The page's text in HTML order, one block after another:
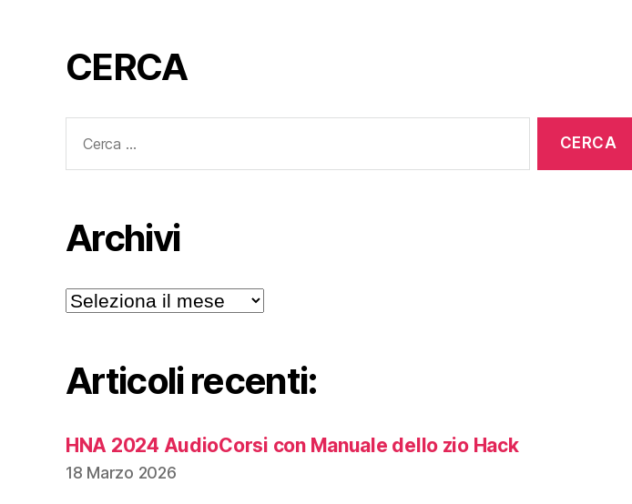
CERCA
Archivi
Archivi
Articoli recenti:
HNA 2024 AudioCorsi con Manuale dello zio Hack
18 Marzo 2026